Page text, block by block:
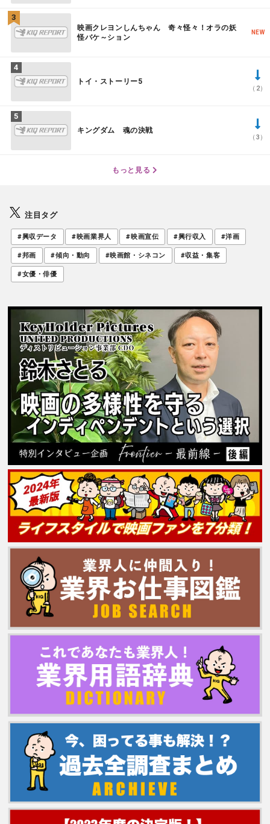
映画クレヨンしんちゃん 奇々怪々！オラの妖
怪バケ～ション
NEW
トイ・ストーリー5
（2）
キングダム 魂の決戦
（3）
もっと見る
注目タグ
#興収データ #映画業界人 #映画宣伝 #興行収入 #洋画
#邦画 #傾向・動向 #映画館・シネコン #収益・集客
#女優・俳優